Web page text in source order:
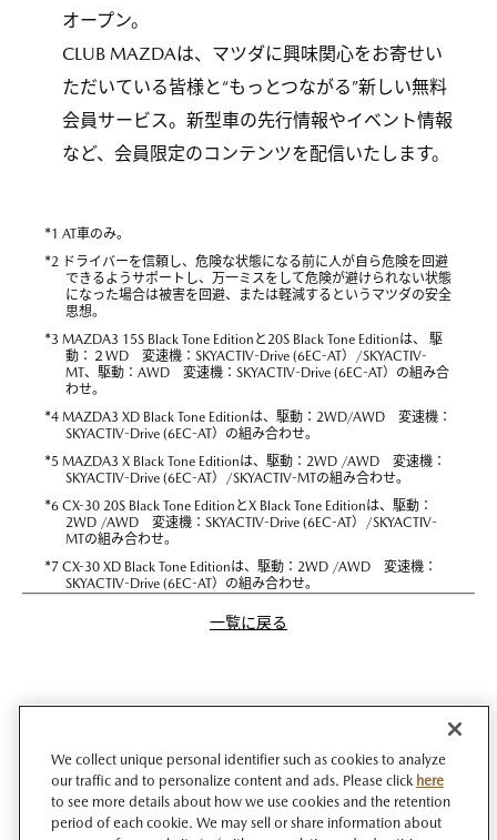
オープン。
CLUB MAZDAは、マツダに興味関心をお寄せい
ただいている皆様と“もっとつながる”新しい無料
会員サービス。新型車の先行情報やイベント情報
など、会員限定のコンテンツを配信いたします。
*1 AT車のみ。
*2 ドライバーを信頼し、危険な状態になる前に人が自ら危険を回避
できるようサポートし、万一ミスをして危険が避けられない状態
になった場合は被害を回避、または軽減するというマツダの安全
思想。
*3 MAZDA3 15S Black Tone Editionと20S Black Tone Editionは、 駆
動：２WD 変速機：SKYACTIV-Drive (6EC-AT）/SKYACTIV-
MT、駆動：AWD 変速機：SKYACTIV-Drive (6EC-AT）の組み合
わせ。
*4 MAZDA3 XD Black Tone Editionは、駆動：2WD/AWD 変速機：
SKYACTIV-Drive (6EC-AT）の組み合わせ。
*5 MAZDA3 X Black Tone Editionは、駆動：2WD /AWD 変速機：
SKYACTIV-Drive (6EC-AT）/SKYACTIV-MTの組み合わせ。
*6 CX-30 20S Black Tone EditionとX Black Tone Editionは、駆動：
2WD /AWD 変速機：SKYACTIV-Drive (6EC-AT）/SKYACTIV-
MTの組み合わせ。
*7 CX-30 XD Black Tone Editionは、駆動：2WD /AWD 変速機：
SKYACTIV-Drive (6EC-AT）の組み合わせ。
一覧に戻る
We collect unique personal identifier such as cookies to analyze
our traffic and to personalize content and ads. Please click here
to see more details about how we use cookies and the retention
period of each cookie. We may sell or share information about